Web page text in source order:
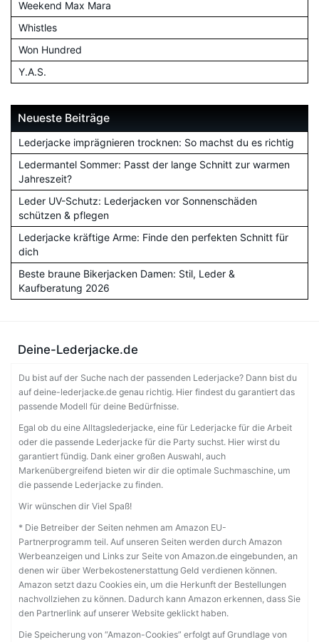
Weekend Max Mara
Whistles
Won Hundred
Y.A.S.
Neueste Beiträge
Lederjacke imprägnieren trocknen: So machst du es richtig
Ledermantel Sommer: Passt der lange Schnitt zur warmen
Jahreszeit?
Leder UV-Schutz: Lederjacken vor Sonnenschäden
schützen & pflegen
Lederjacke kräftige Arme: Finde den perfekten Schnitt für
dich
Beste braune Bikerjacken Damen: Stil, Leder &
Kaufberatung 2026
Deine-Lederjacke.de
Du bist auf der Suche nach der passenden Lederjacke? Dann bist du
auf deine-lederjacke.de genau richtig. Hier findest du garantiert das
passende Modell für deine Bedürfnisse.
Egal ob du eine Alltagslederjacke, eine für Lederjacke für die Arbeit
oder die passende Lederjacke für die Party suchst. Hier wirst du
garantiert fündig. Dank einer großen Auswahl, auch
Markenübergreifend bieten wir dir die optimale Suchmaschine, um
die passende Lederjacke zu finden.
Wir wünschen dir Viel Spaß!
* Die Betreiber der Seiten nehmen am Amazon EU-
Partnerprogramm teil. Auf unseren Seiten werden durch Amazon
Werbeanzeigen und Links zur Seite von Amazon.de eingebunden, an
denen wir über Werbekostenerstattung Geld verdienen können.
Amazon setzt dazu Cookies ein, um die Herkunft der Bestellungen
nachvollziehen zu können. Dadurch kann Amazon erkennen, dass Sie
den Partnerlink auf unserer Website geklickt haben.
Die Speicherung von “Amazon-Cookies” erfolgt auf Grundlage von